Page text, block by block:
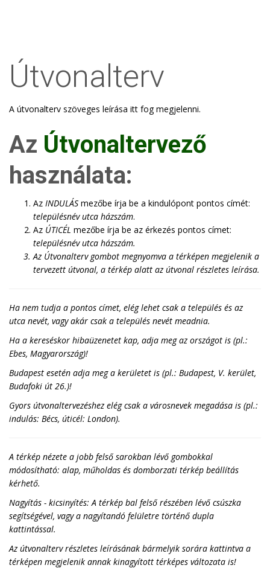
Útvonalterv
A útvonalterv szöveges leírása itt fog megjelenni.
Az Útvonaltervező
használata:
Az INDULÁS mezőbe írja be a kindulópont pontos címét:
településnév utca házszám.
Az ÚTICÉL mezőbe írja be az érkezés pontos címet:
településnév utca házszám.
Az Útvonaltervgombot megnyomva a térképen megjelenik a
tervezett útvonal, a térkép alatt az útvonal részletes leírása.
Ha nem tudja a pontos címet, elég lehet csak a település és az
utca nevét, vagy akár csak a település nevét meadnia.
Ha a kereséskor hibaüzenetet kap, adja meg az országot is (pl.:
Ebes, Magyarország)!
Budapest esetén adja meg a kerületet is (pl.: Budapest, V. kerület,
Budafoki út 26.)!
Gyors útvonaltervezéshez elég csak a városnevek megadása is (pl.:
indulás: Bécs, úticél: London).
A térkép nézete a jobb felső sarokban lévő gombokkal
módosítható: alap, műholdas és domborzati térkép beállítás
kérhető.
Nagyítás - kicsinyítés: A térkép bal felső részében lévő csúszka
segítségével, vagy a nagyítandó felületre történő dupla
kattintással.
Az útvonalterv részletes leírásának bármelyik sorára kattintva a
térképen megjelenik annak kinagyított térképes változata is!